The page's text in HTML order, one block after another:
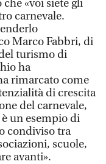
«voi siete gli
carnevale.
Marco Fabbri, di
turismo di
ha
rimarcato come
di crescita
del carnevale,
è un esempio di
condiviso tra
scuole,
avanti».